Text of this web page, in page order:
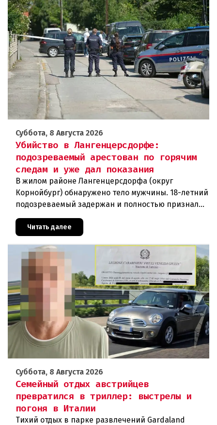
Суббота, 8 Августа 2026
Убийство в Лангенцерсдорфе:
подозреваемый арестован по горячим
следам и уже дал показания
В жилом районе Лангенцерсдорфа (округ
Корнойбург) обнаружено тело мужчины. 18-летний
подозреваемый задержан и полностью признал
свою вину. По данным следствия, преступление
могло быть совершено на поч
Читать далее
Суббота, 8 Августа 2026
Семейный отдых австрийцев
превратился в триллер: выстрелы и
погоня в Италии
Тихий отдых в парке развлечений Gardaland